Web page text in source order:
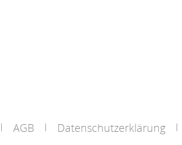
AGB Datenschutzerklärung